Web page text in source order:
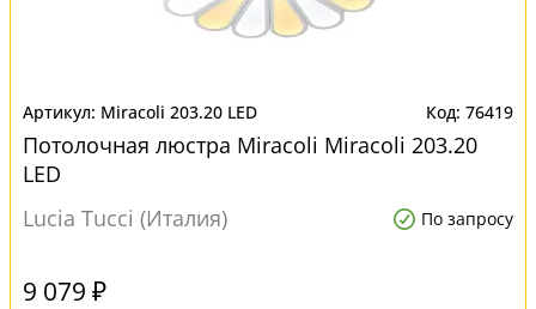
Miracoli 203.20 LED 76419
Потолочная люстра Miracoli Miracoli 203.20
LED
Lucia Tucci (Италия)
По запросу
9 079 ₽